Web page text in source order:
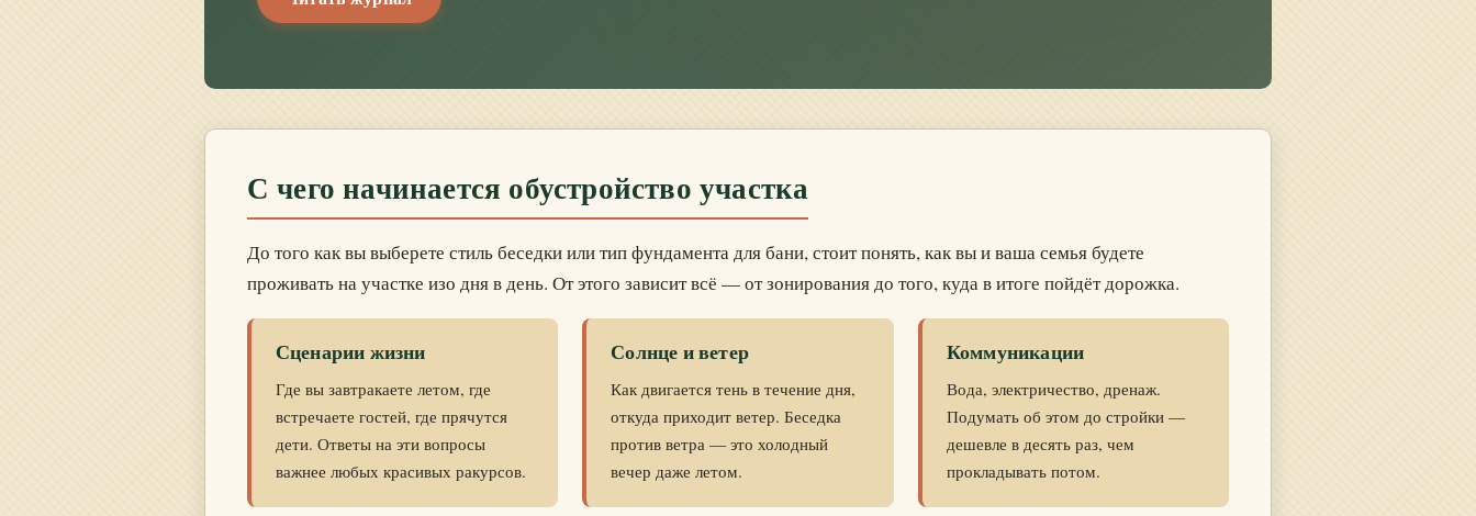
С чего начинается обустройство участка
До того как вы выберете стиль беседки или тип фундамента для бани, стоит понять, как вы и ваша семья будете
проживать на участке изо дня в день. От этого зависит всё — от зонирования до того, куда в итоге пойдёт дорожка.
Сценарии жизни
Где вы завтракаете летом, где
встречаете гостей, где прячутся
дети. Ответы на эти вопросы
важнее любых красивых ракурсов.
Солнце и ветер
Как двигается тень в течение дня,
откуда приходит ветер. Беседка
против ветра — это холодный
вечер даже летом.
Коммуникации
Вода, электричество, дренаж.
Подумать об этом до стройки —
дешевле в десять раз, чем
прокладывать потом.